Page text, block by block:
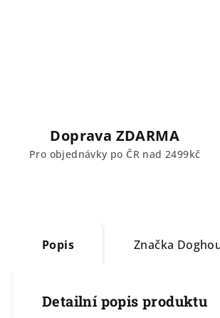
Doprava ZDARMA
Pro objednávky po ČR nad 2499kč
Popis Značka
Detailní popis produktu